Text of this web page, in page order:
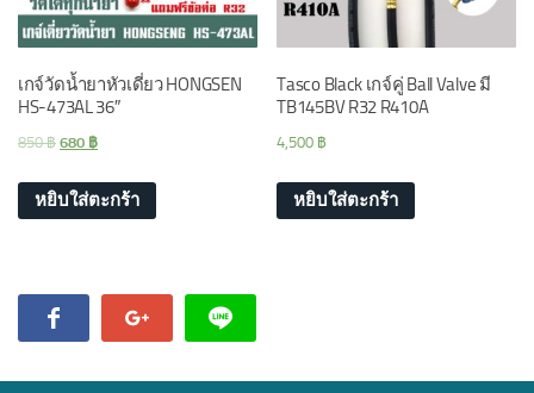
เกจ์วัดน้ำยาหัวเดี่ยว HONGSEN
HS-473AL 36″
850฿ 680 ฿
หยิบใส่ตะกร้า
Tasco Black เกจ์คู่ Ball Valve มี
TB145BV R32 R410A
4,500 ฿
หยิบใส่ตะกร้า